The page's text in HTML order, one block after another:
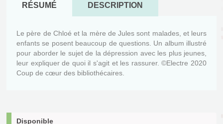
RÉSUMÉ DESCRIPTION
Le père de Chloé et la mère de Jules sont malades, et leurs
enfants se posent beaucoup de questions. Un album illustré
pour aborder le sujet de la dépression avec les plus jeunes,
leur expliquer de quoi il s'agit et les rassurer. ©Electre 2020
Coup de cœur des bibliothécaires.
Disponible